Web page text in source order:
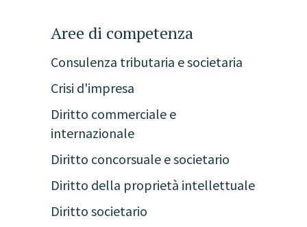
Aree di competenza
Consulenza tributaria e societaria
Crisi d'impresa
Diritto commerciale e
internazionale
Diritto concorsuale e societario
Diritto della proprietà intellettuale
Diritto societario